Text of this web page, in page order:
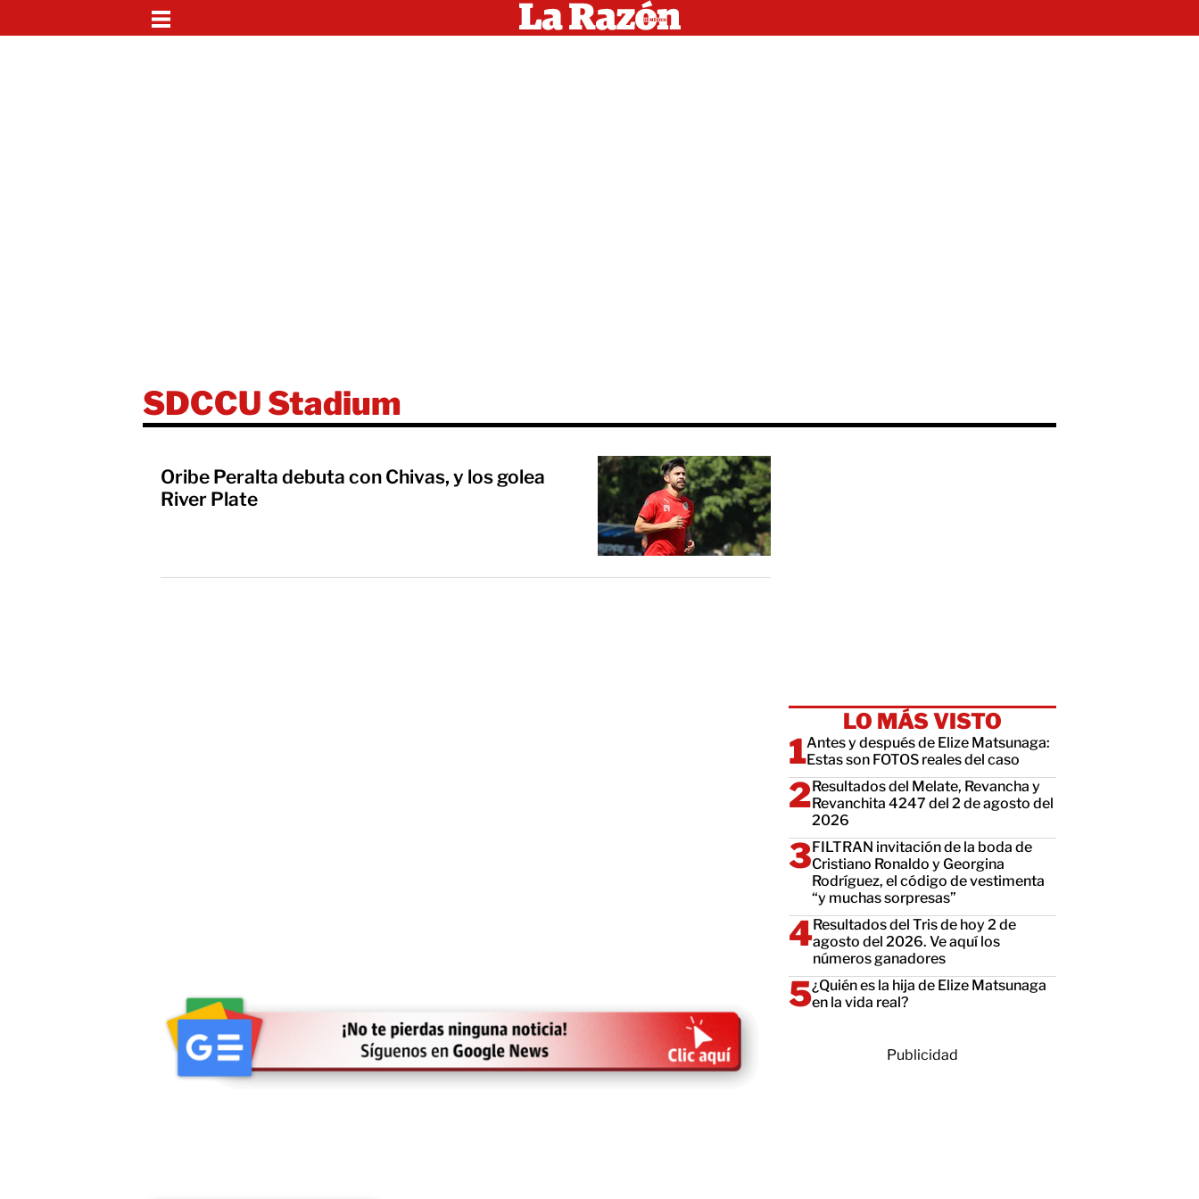
SDCCU Stadium
Oribe Peralta debuta con Chivas, y los golea
River Plate
LO MÁS VISTO
Antes y después de Elize Matsunaga:
Estas son FOTOS reales del caso
Resultados del Melate, Revancha y
Revanchita 4247 del 2 de agosto del
2026
FILTRAN invitación de la boda de
Cristiano Ronaldo y Georgina
Rodríguez, el código de vestimenta
“y muchas sorpresas”
Resultados del Tris de hoy 2 de
agosto del 2026. Ve aquí los
números ganadores
¿Quién es la hija de Elize Matsunaga
en la vida real?
Publicidad